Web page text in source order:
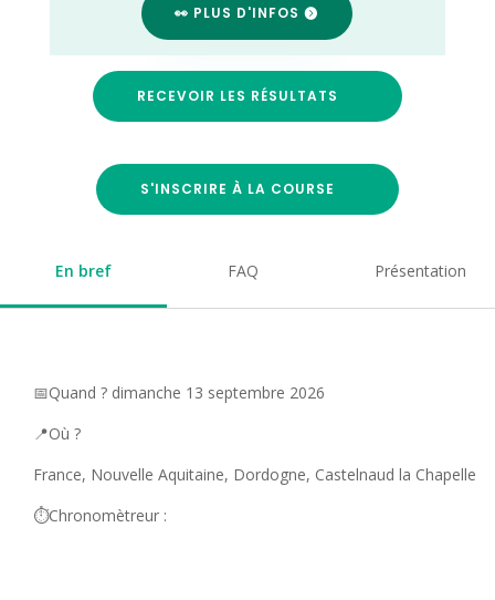
👀 PLUS D'INFOS
RECEVOIR LES RÉSULTATS
S'INSCRIRE À LA COURSE
En bref FAQ Présentation
📅Quand ? dimanche 13 septembre 2026
📍Où ?
France, Nouvelle Aquitaine, Dordogne, Castelnaud la Chapelle
⏱️Chronomètreur :